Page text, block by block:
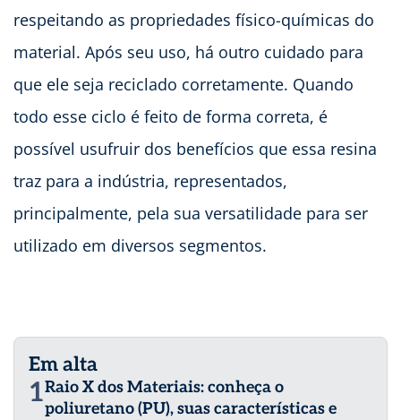
respeitando as propriedades físico-químicas do
material. Após seu uso, há outro cuidado para
que ele seja reciclado corretamente. Quando
todo esse ciclo é feito de forma correta, é
possível usufruir dos benefícios que essa resina
traz para a indústria, representados,
principalmente, pela sua versatilidade para ser
utilizado em diversos segmentos.
Em alta
1Raio X dos Materiais: conheça o
poliuretano (PU), suas características e